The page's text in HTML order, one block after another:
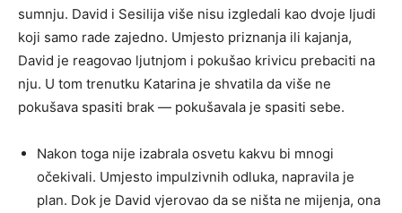
sumnju. David i Sesilija više nisu izgledali kao dvoje ljudi
koji samo rade zajedno. Umjesto priznanja ili kajanja,
David je reagovao ljutnjom i pokušao krivicu prebaciti na
nju. U tom trenutku Katarina je shvatila da više ne
pokušava spasiti brak — pokušavala je spasiti sebe.
Nakon toga nije izabrala osvetu kakvu bi mnogi
očekivali. Umjesto impulzivnih odluka, napravila je
plan. Dok je David vjerovao da se ništa ne mijenja, ona